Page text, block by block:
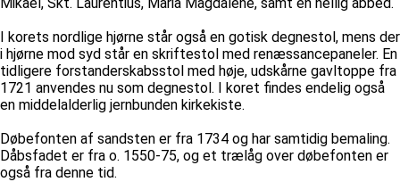
I korets nordlige hjørne står også en gotisk degnestol, mens der
i hjørne mod syd står en skriftestol med renæssancepaneler. En
tidligere forstanderskabsstol med høje, udskårne gavltoppe fra
1721 anvendes nu som degnestol. I koret findes endelig også
en middelalderlig jernbunden kirkekiste.
Døbefonten af sandsten er fra 1734 og har samtidig bemaling.
Dåbsfadet er fra o. 1550-75, og et trælåg over døbefonten er
også fra denne tid.